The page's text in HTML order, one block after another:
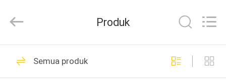
RUMAH
Copyright
2025
Bonnin
Technology
All
71
Produk
Semua produk